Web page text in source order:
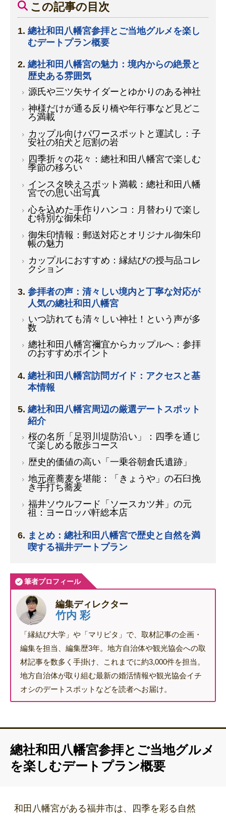
この記事の目次
總社和田八幡宮参拝とご当地グルメを楽し
むデートプラン概要
總社和田八幡宮の魅力：境内からの絶景と
歴史ある雰囲気
源氏や三ツ矢サイダーとゆかりのある神社
神様だけが通る反り橋や年行事など見どこ
ろ満載
カップル向けパワースポットと運試し：子
安社の狛犬と厄割の岩
四季折々の花々：總社和田八幡宮で楽しむ
季節の移ろい
インスタ映えスポット満載：總社和田八幡
宮での思い出写真
心を込めた手作りハンコ：月替わりで楽し
む特別な御朱印
御朱印情報：郵送対応とオリジナル御朱印
帳の魅力
カップルにおすすめ：縁結びの授与品コレ
クション
参拝者の声：清々しい境内と丁寧な対応が
人気の總社和田八幡宮
いつ訪れても清々しい神社！という声が多
数
總社和田八幡宮禰宜からカップルへ：参拝
のおすすめポイント
總社和田八幡宮訪問ガイド：アクセスと基
本情報
總社和田八幡宮周辺の厳選デートスポット
紹介
桜の名所「足羽川堤防沿い」：四季を通じ
て楽しめる散歩コース
歴史的価値の高い「一乗谷朝倉氏遺跡」
地元産蕎麦を堪能：「きょうや」の石臼挽
き手打ち蕎麦
福井ソウルフード「ソースカツ丼」の元
祖：ヨーロッパ軒総本店
まとめ：總社和田八幡宮で歴史と自然を満
喫する福井デートプラン
筆者プロフィール
編集ディレクター
竹内 彩
「縁結び大学」や「マリピタ」で、取材記事の企画・
編集を担当、編集歴3年。地方自治体や観光協会への取
材記事を数多く手掛け、これまでに約3,000件を担当。
地方自治体が取り組む最新の婚活情報や観光協会イチ
オシのデートスポットなどを読者へお届け。
總社和田八幡宮参拝とご当地グルメ
を楽しむデートプラン概要
和田八幡宮がある福井市は、四季を彩る自然